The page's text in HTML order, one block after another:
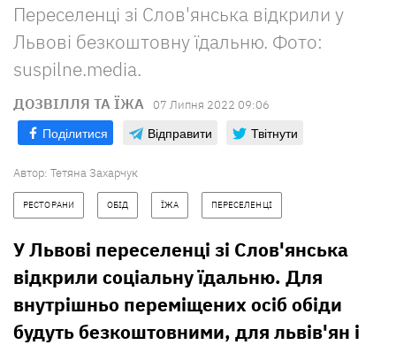
Переселенці зі Слов'янська відкрили у
Львові безкоштовну їдальню. Фото:
suspilne.media.
ДОЗВІЛЛЯ ТА ЇЖА 07 Липня 2022 09:06
Поділитися Відправити Твітнути
Автор: Тетяна Захарчук
РЕСТОРАНИ ОБІД ЇЖА ПЕРЕСЕЛЕНЦІ
У Львові переселенці зі Слов'янська
відкрили соціальну їдальню. Для
внутрішньо переміщених осіб обіди
будуть безкоштовними, для львів'ян і